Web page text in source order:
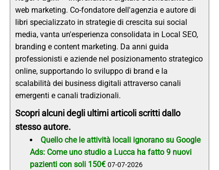
web marketing. Co-fondatore dell'agenzia e autore di
libri specializzato in strategie di crescita sui social
media, vanta un'esperienza consolidata in Local SEO,
branding e content marketing. Da anni guida
professionisti e aziende nel posizionamento strategico
online, supportando lo sviluppo di brand e la
scalabilità dei business digitali attraverso canali
emergenti e canali tradizionali.
Scopri alcuni degli ultimi articoli scritti dallo
stesso autore.
Quello che le attività locali ignorano su Google
Ads: Come uno studio a Lucca ha fatto 9 nuovi
pazienti con soli 150€ 07-07-2026